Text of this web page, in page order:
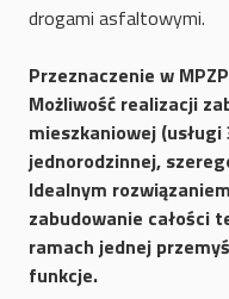
drogami asfaltowymi.
Przeznaczenie w
Możliwość realizacji
mieszkaniowej
jednorodzinnej,
Idealnym
zabudowanie całości
ramach jednej
funkcje.